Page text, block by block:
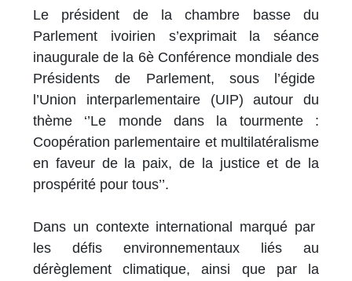
Le président de la chambre basse du
Parlement ivoirien s’exprimait la séance
inaugurale de la 6è Conférence mondiale des
Présidents de Parlement, sous l’égide
l’Union interparlementaire (UIP) autour du
thème ‘’Le monde dans la tourmente :
Coopération parlementaire et multilatéralisme
en faveur de la paix, de la justice et de la
prospérité pour tous’’.
Dans un contexte international marqué par
les défis environnementaux liés au
dérèglement climatique, ainsi que par la